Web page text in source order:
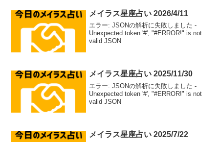
メイラス星座占い 2026/4/11
エラー: JSONの解析に失敗しました -
Unexpected token '#', "#ERROR!" is not
valid JSON
メイラス星座占い 2025/11/30
エラー: JSONの解析に失敗しました -
Unexpected token '#', "#ERROR!" is not
valid JSON
メイラス星座占い 2025/7/22